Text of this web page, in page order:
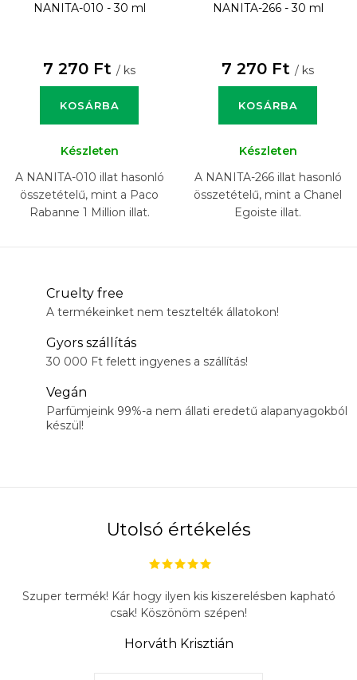
NANITA-010 - 30 ml
7 270 Ft / ks
KOSÁRBA
Készleten
A NANITA-010 illat hasonló
összetételű, mint a Paco
Rabanne 1 Million illat.
NANITA-266 - 30 ml
7 270 Ft / ks
KOSÁRBA
Készleten
A NANITA-266 illat hasonló
összetételű, mint a Chanel
Egoiste illat.
Cruelty free
A termékeinket nem tesztelték állatokon!
Gyors szállítás
30 000 Ft felett ingyenes a szállítás!
Vegán
Parfümjeink 99%-a nem állati eredetű alapanyagokból
készül!
Utolsó értékelés
Szuper termék! Kár hogy ilyen kis kiszerelésben kapható
csak! Köszönöm szépen!
Horváth Krisztián